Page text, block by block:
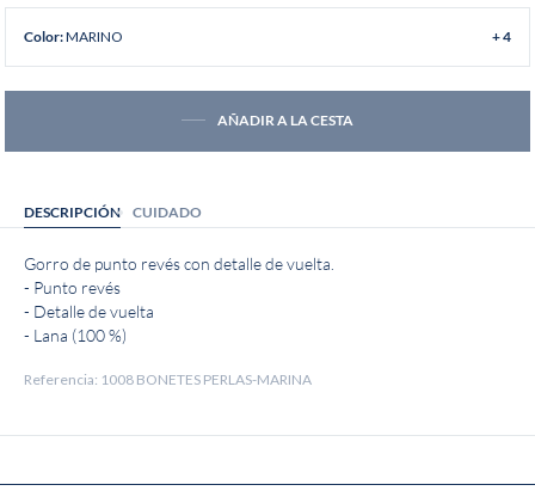
Color:MARINO + 4
AÑADIR A LA CESTA
DESCRIPCIÓN CUIDADO
Gorro de punto revés con detalle de vuelta.
- Punto revés
- Detalle de vuelta
- Lana (100 %)
Referencia: 1008 BONETES PERLAS-MARINA